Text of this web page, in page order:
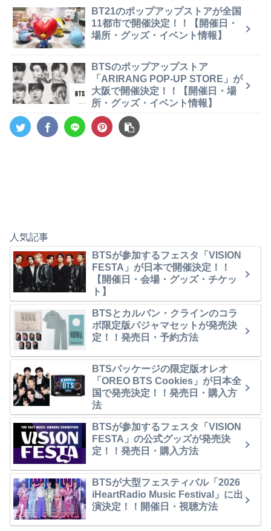
BT21のポップアップストアが全国
11都市で開催決定！！【開催日・
場所・グッズ・イベント情報】
BTSのポップアップストア
「ARIRANG POP-UP STORE」が
大阪で開催決定！！【開催日・場
所・グッズ・イベント情報】
人気記事
BTSが参加するフェスタ「VISION
FESTA」が日本で開催決定！！
【開催日・会場・グッズ・チケッ
ト】
BTSとカルバン・クラインのコラ
ボ限定版パジャマセットが発売決
定！！発売日・予約方法
BTSパッケージの限定版オレオ
「OREO BTS Cookies」が日本全
国で発売決定！！発売日・購入方
法
BTSが参加するフェスタ「VISION
FESTA」の公式グッズが発売決
定！！発売日・購入方法
BTSが大型フェスティバル「2026
iHeartRadio Music Festival」に出
演決定！！開催日・視聴方法